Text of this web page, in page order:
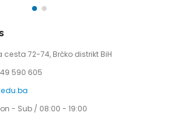
cesta 72-74, Brčko distrikt BiH
590 605
- Sub / 08:00 - 19:00